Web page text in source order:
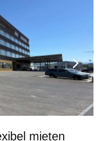
mieten